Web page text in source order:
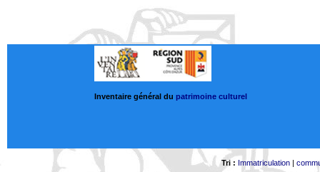
Inventaire général du patrimoine culturel
Tri : Immatriculation|